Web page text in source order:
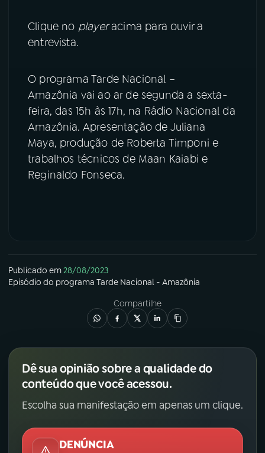
Clique no playeracima para ouvir a
entrevista.
O programa Tarde Nacional –
Amazônia vai ao ar de segunda a sexta-
feira, das 15h às 17h, na Rádio Nacional da
Amazônia. Apresentação de Juliana
Maya, produção de Roberta Timponi e
trabalhos técnicos de Maan Kaiabi e
Reginaldo Fonseca.
Publicado em28/08/2023
Episódio do programa Tarde Nacional - Amazônia
Compartilhe
Dê sua opinião sobre a qualidade do
conteúdo que você acessou.
Escolha sua manifestação em apenas um clique.
DENÚNCIA